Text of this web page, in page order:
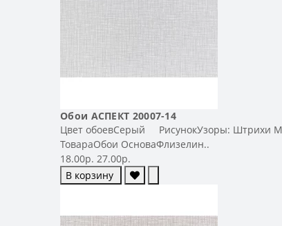
Обои АСПЕКТ 20007-14
Цвет обоевСерый РисунокУзоры: Штрихи
ТовараОбои ОсноваФлизелин..
18.00р. 27.00р.
В корзину